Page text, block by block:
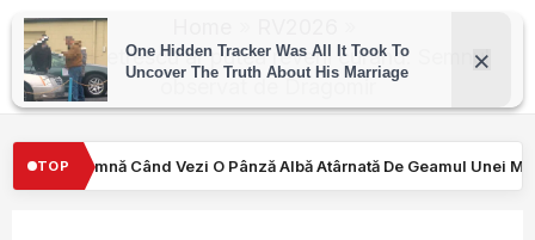
Skip
content
Dan Petrescu ar putea reveni curând. Semnul
TOPAlbă Atârnată De Geamul Unei Mașini. Semnalul…